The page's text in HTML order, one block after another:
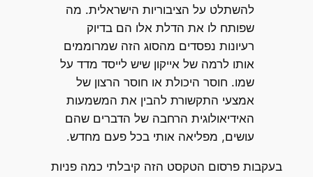
להשתלט על הציבוריות הישראלית. מה
שפותח לו את הדלת אלו הם בדיוק
רעיונות נפסדים מהסוג הזה שמרוממים
אותו לרמה של אייקון שיש לייסד מדד על
שמו. חוסר היכולת או חוסר הרצון של
אמצעי התקשורת להבין את המשמעות
האידיאולוגית הרחבה של הדברים שהם
עושים, מפליאה אותי בכל פעם מחדש.
בעקבות פרסום הטקסט הזה קיבלתי כמה פניות